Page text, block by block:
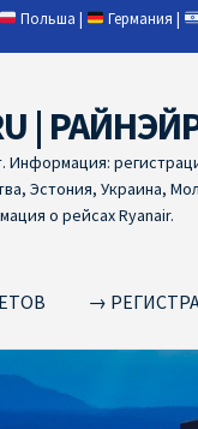
Польша | Германия |
|
Информация:
Эстония, Украина,
о рейсах Ryanair.
→